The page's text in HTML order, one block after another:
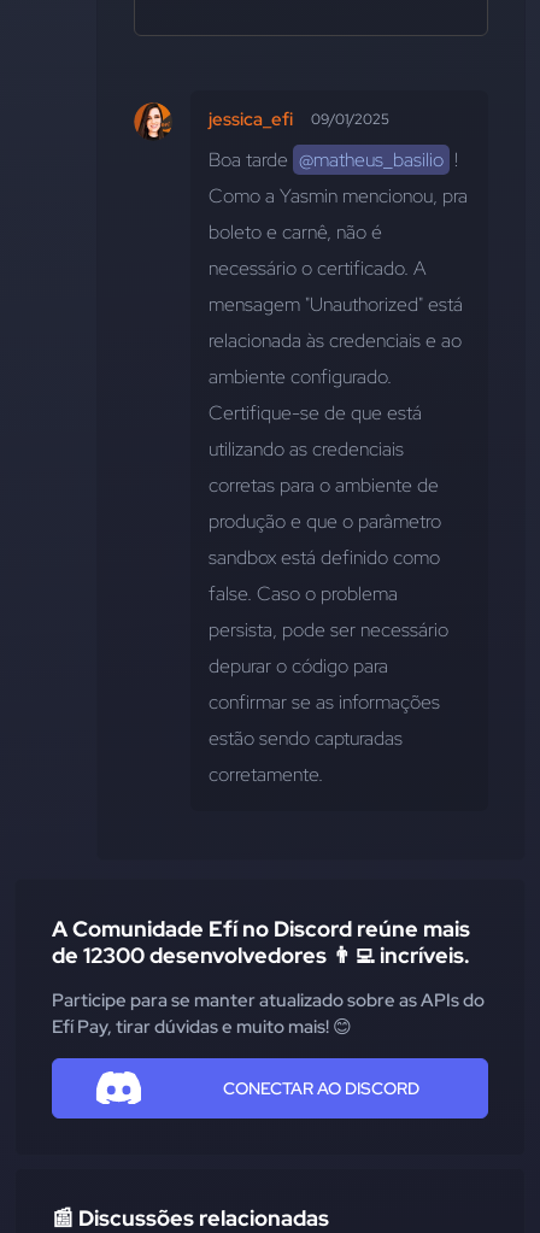
jessica_efi 09/01/2025
Boa tarde @matheus_basilio !
Como a Yasmin mencionou, pra
boleto e carnê, não é
necessário o certificado. A
mensagem "Unauthorized" está
relacionada às credenciais e ao
ambiente configurado.
Certifique-se de que está
utilizando as credenciais
corretas para o ambiente de
produção e que o parâmetro
sandbox está definido como
false. Caso o problema
persista, pode ser necessário
depurar o código para
confirmar se as informações
estão sendo capturadas
corretamente.
A Comunidade Efí no Discord reúne mais
de 12300 desenvolvedores 👨‍💻 incríveis.
Participe para se manter atualizado sobre as APIs do
Efí Pay, tirar dúvidas e muito mais! 😊
CONECTAR AO DISCORD
📰 Discussões relacionadas